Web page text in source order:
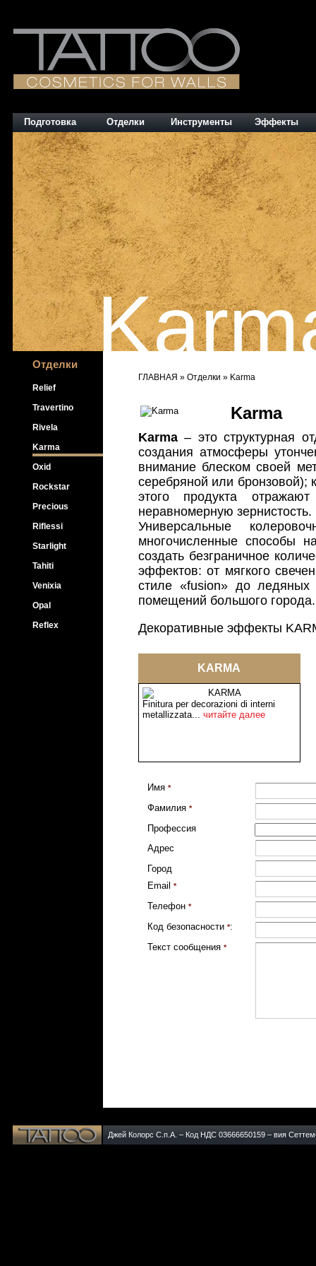
Подготовка Отделки Инструменты Эффекты
Отделки
Relief
Travertino
Rivela
Karma
Oxid
Rockstar
Precious
Riflessi
Starlight
Tahiti
Venixia
Opal
Reflex
ГЛАВНАЯ » Отделки » Karma
Karma
Karma– это структурная
создания атмосферы
внимание блеском своей
серебряной или бронзовой);
этого продукта
неравномерную зернистость.
Универсальные
многочисленные способы
создать безграничное
эффектов: от мягкого
стиле «fusion» до ледяных
помещений большого города.
Декоративные эффекты
KARMA
Finitura per decorazioni di interni
metallizzata... читайте далее
Имя *
Фамилия *
Профессия
Адрес
Город
Email
*
Телефон *
Код безопасности *:
Текст сообщения *
Джей Колорс С.п.А. – Код НДС 03666650159 – вия